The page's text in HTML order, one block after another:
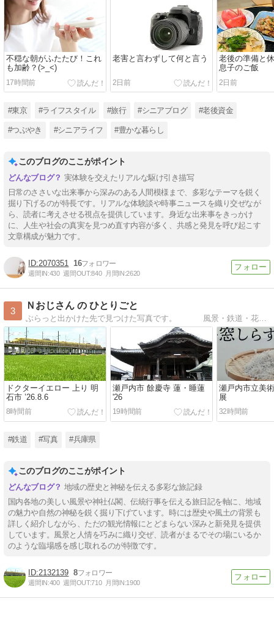
不穏な朝がふたたび！これ
も加齢？(>_<)
17時間前
老害と言わずして何と言う
2日前
老後の準備と
息子のご飯
2日前
#東京 #ライフスタイル #旅行 #シニアブログ #老後資金
#つぶやき #シニアライフ #豊かな暮らし
このブログのここがポイント
実体験を交えたリアルな駆け引き描写
日常のささいな出来事から深みのある人間模様まで、多彩なテーマを鋭く
掘り下げるのが特長です。リアルな体験談や時事ニュースを織り交ぜなが
ら、読者に考えさせる視点を提供しています。身近な出来事をきっかけ
に、人生や社会の真実を見つめ直す内容が多く、共感と発見を呼び起こす
文章構成が魅力です。
2070351 16
週間IN:430 週間OUT:840 月間IN:2620
3
Ｎおじさん の ひとりごと
ぶらっと出かけた先で見つけた写真です。 風景・鉄道・花・空・イベント・・・
ドクターイエロー 上り 明
石市 ’26.8.6
8時間前
瀬戸内市 餘慶寺 蓮・睡蓮
'26
19時間前
瀬戸内市立美
展
32時間前
#鉄道 #写真 #兵庫県
このブログのここがポイント
地域の歴史と神秘を伝える多彩な旅記録
国内各地の美しい風景や神社仏閣、伝統行事を伝える旅日記を軸に、地域
の魅力や自然の神秘を鋭く掘り下げています。時には歴史や風土の背景も
詳しく紹介しながら、ただの観光情報にとどまらない深みと新発見を提供
しています。風景と人情を巧みに織り交ぜ、読者がまるでその場にいるか
のような臨場感を感じ取れるのが特徴です。
2132139 8
週間IN:400 週間OUT:710 月間IN:1900